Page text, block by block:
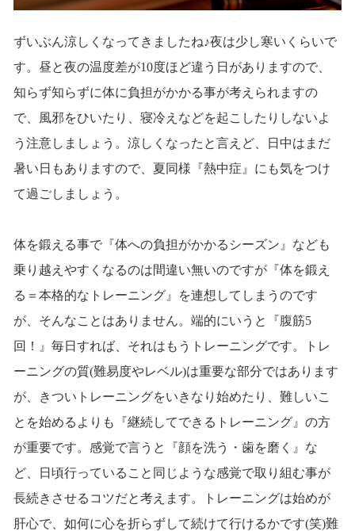
ずいぶん涼しくなってきましたね♪夜は少し寒いくらいで
す。昼と夜の温度差が10度ほど違う日がありますので、
知らず知らずに体に負担がかかる事が考えられますの
で、風邪をひいたり、寝冷えなどを起こしたりしないよ
う注意しましょう。涼しくなったと言えど、日中はまだ
暑い日もありますので、夏同様『熱中症』にも気をつけ
て過ごしましょう。
体を鍛える事で『体への負担がかかるシーズン』なども
乗り越えやすくなるのは間違い無いのですが『体を鍛え
る＝本格的なトレーニング』を連想してしまうのです
が、そんなことはありません。端的にいうと『腹筋5
回！』毎日すれば、それはもうトレーニングです。トレ
ーニングの質(難易度やレベル)は重要な部分ではあります
が、きついトレーニングをいきなり始めたり、難しいこ
とを始めるよりも『継続してできるトレーニング』の方
が重要です。感覚で言うと『顔を洗う・歯を磨く』な
ど、日頃行っていること同じような感覚で取り組む事が
長続きさせるコツだと考えます。トレーニングは始めが
肝心で、如何に心を折らずして続けて行けるかです(笑)難